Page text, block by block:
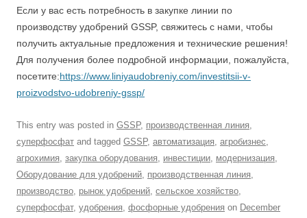
Если у вас есть потребность в закупке линии по
производству удобрений GSSP, свяжитесь с нами, чтобы
получить актуальные предложения и технические решения!
Для получения более подробной информации, пожалуйста,
посетите:https://www.liniyaudobreniy.com/investitsii-v-
proizvodstvo-udobreniy-gssp/
This entry was posted in GSSP, производственная линия,
суперфосфат and tagged GSSP, автоматизация, агробизнес,
агрохимия, закупка оборудования, инвестиции, модернизация,
Оборудование для удобрений, производственная линия,
производство, рынок удобрений, сельское хозяйство,
суперфосфат, удобрения, фосфорные удобрения on December